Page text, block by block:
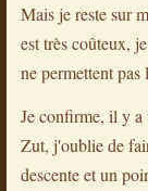
Mais je reste sur
est très coûteux,
ne permettent pas
Je confirme, il y a
Zut, j'oublie de
descente et un